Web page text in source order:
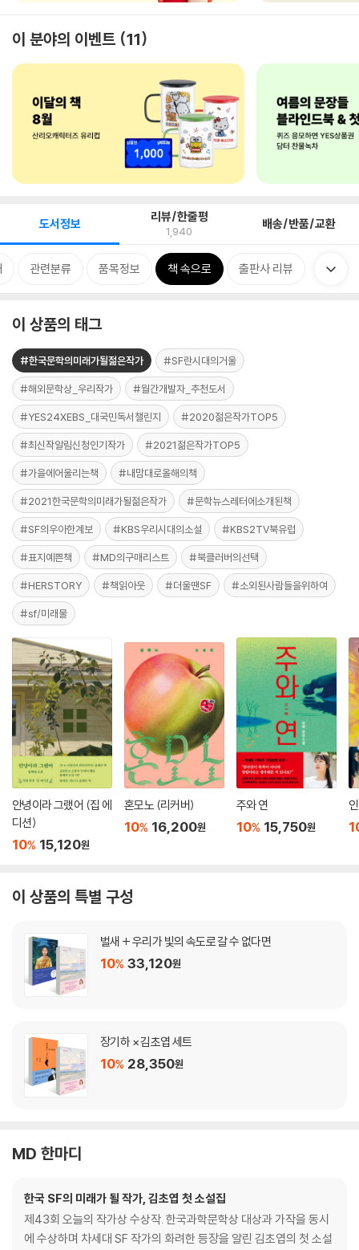
이 분야의 이벤트 11
도서정보 리뷰/한줄평
1,940 배송/반품/교환
관련분류 품목정보 책 속으로 출판사 리뷰
이 상품의 태그
#한국문학의미래가될젊은작가 #SF란시대의거울
#해외문학상_우리작가 #월간개발자_추천도서
#YES24XEBS_대국민독서챌린지 #2020젊은작가TOP5
#최신작알림신청인기작가 #2021젊은작가TOP5
#가을에어울리는책 #내맘대로올해의책
#2021한국문학의미래가될젊은작가 #문학뉴스레터에소개된책
#SF의우아한계보 #KBS우리시대의소설 #KBS2TV북유럽
#표지예쁜책 #MD의구매리스트 #북클러버의선택
#HERSTORY #책읽아웃 #더울땐SF #소외된사람들을위하여
#sf/미래물
안녕이라 그랬어 (집 에
디션)
10% 15,120원
혼모노 (리커버)
10% 16,200원
주와 연
10% 15,750원
이 상품의 특별 구성
벌새 + 우리가 빛의 속도로 갈 수 없다면
10% 33,120원
장기하 × 김초엽 세트
10% 28,350원
MD 한마디
한국 SF의 미래가 될 작가, 김초엽 첫 소설집
제43회 오늘의 작가상 수상작. 한국과학문학상 대상과 가작을 동시
에 수상하며 차세대 SF 작가의 화려한 등장을 알린 김초엽의 첫 소설